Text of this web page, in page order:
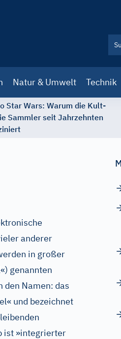
Natur & Umwelt Technik
Star Wars: Warum die Kult-
Sammler seit Jahrzehnten
anderer
in großer
genannten
den Namen: das
und bezeichnet
ist »integrierter